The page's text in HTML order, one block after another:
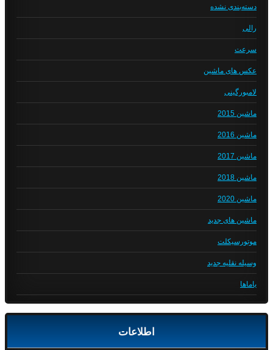
دسته‌بندی نشده
رالی
سرعت
عکس های ماشین
لامبورگینی
ماشین 2015
ماشین 2016
ماشین 2017
ماشین 2018
ماشین 2020
ماشین های جدید
موتورسیکلت
وسیله نقلیه جدید
یاماها
اطلاعات